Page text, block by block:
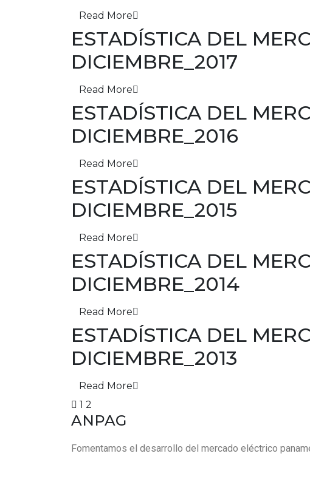
Read More
ESTADÍSTICA DEL
DICIEMBRE_2017
Read More
ESTADÍSTICA DEL
DICIEMBRE_2016
Read More
ESTADÍSTICA DEL
DICIEMBRE_2015
Read More
ESTADÍSTICA DEL
DICIEMBRE_2014
Read More
ESTADÍSTICA DEL
DICIEMBRE_2013
Read More
1 2
ANPAG
Fomentamos el desarrollo del mercado eléctrico